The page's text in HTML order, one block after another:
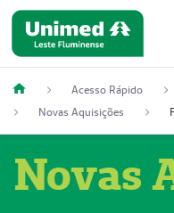
Acesso Rápido
Novas Aquisições
Novas